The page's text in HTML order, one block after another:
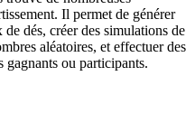
Il permet de générer
dés, créer des simulations de
aléatoires, et effectuer des
gagnants ou participants.